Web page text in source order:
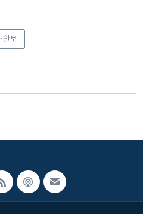
안보